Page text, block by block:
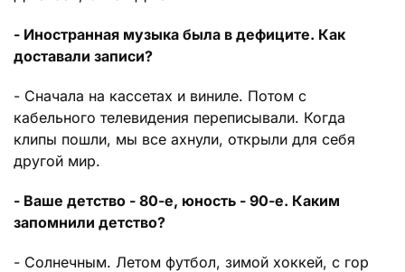
- Иностранная музыка была в дефиците. Как
доставали записи?
- Сначала на кассетах и виниле. Потом с
кабельного телевидения переписывали. Когда
клипы пошли, мы все ахнули, открыли для себя
другой мир.
- Ваше детство - 80-е, юность - 90-е. Каким
запомнили детство?
- Солнечным. Летом футбол, зимой хоккей, с гор